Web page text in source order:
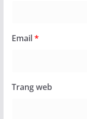
Email*
Trang web